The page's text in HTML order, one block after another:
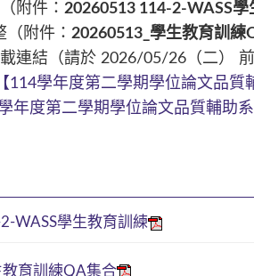
附件： 20260513 114-2-WASS學
附件： 20260513_學生教育訓練
連結（請於 2026/05/26（二）
【114學年度第二學期學位論文品
學年度第二學期學位論文品質輔助
WASS學生教育訓練
育訓練QA集合